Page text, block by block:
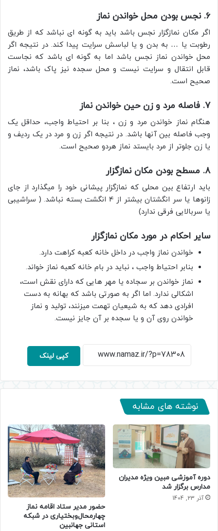
6. نجس بودن محل خواندن نماز
اگر مکان نمازگزار نجس باشد باید به گونه ای نباشد که از طریق
رطوبت یا … به بدن و یا لباسش سرایت پیدا کند. در نتیجه اگر
محل خواندن نماز نجس باشد اما به گونه ای باشد که نجاست
قابل انتقال و سرایت نیست و محل سجده نیز پاک باشد، نماز
صحیح است.
7. فاصله مرد و زن حین خواندن نماز
هنگام نماز خواندن مرد و زن ، بنا بر احتیاط واجب، حداقل یک
وجب فاصله بین آنها باشد. در نتیجه اگر زن و مرد در یک ردیف و
یا زن جلوتر از مرد بایستد نماز هردو صحیح است.
8. مسطح بودن مکان نمازگزار
باید ارتفاع بین محلی که نمازگزار پیشانی خود را میگذارد از جای
زانوها یا سر انگشتان بیشتر از 4 انگشت بسته نباشد. ( سراشیبی
یا سربالایی فرقی ندارد)
سایر احکام در مورد مکان نمازگزار
خواندن نماز واجب در داخل خانه کعبه کراهت دارد.
بنابر احتیاط واجب ، نباید در بام خانه کعبه نماز خواند.
نماز خواندن بر سجاده یا مهر هایی که دارای نقش است،
اشکالی ندارد. اما اگر به صورتی باشد که بهانه به دست
افرادی دهد که به شیعیان تهمت میزنند، تولید و نماز
خواندن روی آن و یا سجده بر آن جایز نیست.
کپی لینک
نوشته های مشابه
دوره آموزشی مبین ویژه مدیران
مدارس برگزار شد
آذر 23, 1404
حضور مدیر ستاد اقامه نماز
چهارمحال‌وبختیاری در شبکه
استانی جهانبین